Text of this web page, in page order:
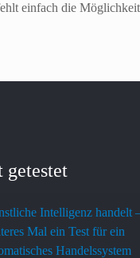
einfach die
getestet
Intelligenz handelt
Mal ein Test für ein
Handelssystem